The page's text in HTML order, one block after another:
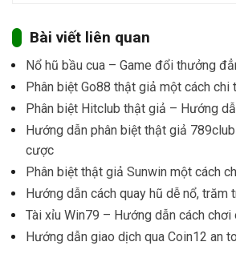
Bài viết liên quan
Nổ hũ bầu cua – Game đổi thưởng
Phân biệt Go88 thật giả một cách chi
Phân biệt Hitclub thật giả – Hướng
Hướng dẫn phân biệt thật giả
cược
Phân biệt thật giả Sunwin một cách
Hướng dẫn cách quay hũ dễ nổ, trăm
Tài xỉu Win79 – Hướng dẫn cách
Hướng dẫn giao dịch qua Coin12 an